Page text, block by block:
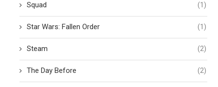
Squad (1)
Star Wars: Fallen Order (1)
Steam (2)
The Day Before (2)